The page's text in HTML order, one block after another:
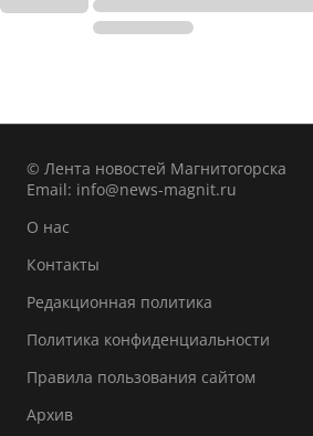
© Лента новостей Магнитогорска
Email: info@news-magnit.ru
О нас
Контакты
Редакционная политика
Политика конфиденциальности
Правила пользования сайтом
Архив